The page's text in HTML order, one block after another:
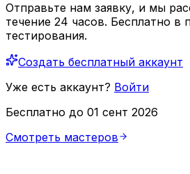
Отправьте нам заявку, и мы
течение 24 часов. Бесплатно в
тестирования.
Создать бесплатный аккаунт
Уже есть аккаунт? Войти
Бесплатно до 01 сент 2026
Смотреть мастеров